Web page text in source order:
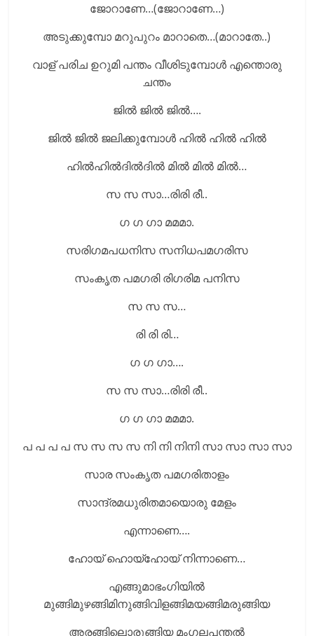
ജോറാണേ…(ജോറാണേ…)
അടുക്കുമ്പോ മറുപുറം മാറാതെ…(മാറാതേ..)
വാള് പരിച ഉറുമി പന്തം വീശിടുമ്പോള്‍ എന്തൊരു
ചന്തം
ജില്‍ ജില്‍ ജില്‍….
ജില്‍ ജില്‍ ജലിക്കുമ്പോള്‍ ഹില്‍ ഹില്‍ ഹില്‍
ഹില്‍ഹില്‍ദില്‍ദില്‍ മില്‍ മില്‍ മില്‍…
സ സ സാ…രിരി രീ..
ഗ ഗ ഗാ മമമാ.
സരിഗമപധനിസ സനിധപമഗരിസ
സംകൃത പമഗരി രിഗരിമ പനിസ
സ സ സ…
രി രി രി…
ഗ ഗ ഗാ….
സ സ സാ…രിരി രീ..
ഗ ഗ ഗാ മമമാ.
പ പ പ പ സ സ സ സ നി നി നിനി സാ സാ സാ സാ
സാര സംകൃത പമഗരിതാളം
സാന്ദ്രമധുരിതമായൊരു മേളം
എന്നാണെ….
ഹോയ് ഹൊയ്‌ഹോയ് നിന്നാണെ…
എങ്ങുമാഭംഗിയില്‍
മുങ്ങിമുഴങ്ങിമിനുങ്ങിവിളങ്ങിമയങ്ങിമരുങ്ങിയ
അരങ്ങിലൊരുങ്ങിയ മംഗലപന്തല്‍